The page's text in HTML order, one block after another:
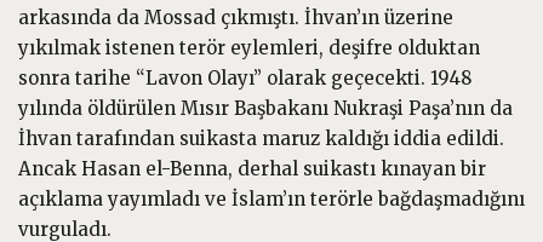
arkasında da Mossad çıkmıştı. İhvan’ın üzerine
yıkılmak istenen terör eylemleri, deşifre olduktan
sonra tarihe “Lavon Olayı” olarak geçecekti. 1948
yılında öldürülen Mısır Başbakanı Nukraşi Paşa’nın da
İhvan tarafından suikasta maruz kaldığı iddia edildi.
Ancak Hasan el-Benna, derhal suikastı kınayan bir
açıklama yayımladı ve İslam’ın terörle bağdaşmadığını
vurguladı.